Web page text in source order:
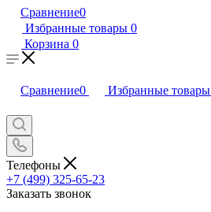
Сравнение0
Избранные товары 0
Корзина 0
Сравнение0 Избранные товары
Телефоны
+7 (499) 325-65-23
Заказать звонок